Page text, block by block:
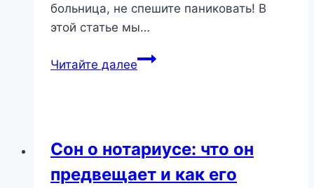
больница, не спешите паниковать! В
этой статье мы…
Читайте далееСон
этот
тревожный
Сон о нотариусе: что он
предвещает и как его